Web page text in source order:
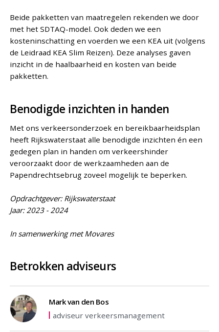
Beide pakketten van maatregelen rekenden we door
met het SDTAQ-model. Ook deden we een
kosteninschatting en voerden we een KEA uit (volgens
de Leidraad KEA Slim Reizen). Deze analyses gaven
inzicht in de haalbaarheid en kosten van beide
pakketten.
Benodigde inzichten in handen
Met ons verkeersonderzoek en bereikbaarheidsplan
heeft Rijkswaterstaat alle benodigde inzichten én een
gedegen plan in handen om verkeershinder
veroorzaakt door de werkzaamheden aan de
Papendrechtsebrug zoveel mogelijk te beperken.
Opdrachtgever: Rijkswaterstaat
Jaar: 2023 - 2024
In samenwerking met Movares
Betrokken adviseurs
Mark van den Bos
adviseur verkeersmanagement